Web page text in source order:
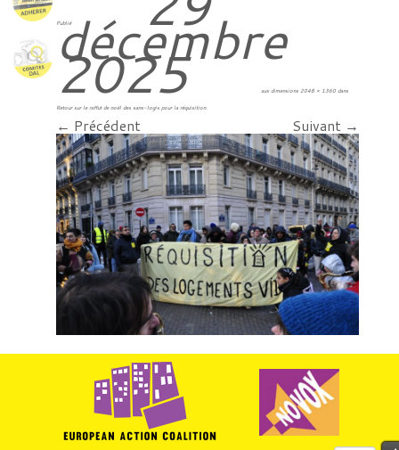
Publié
décembre
2025 aux dimensions 2048 × 1360 dans
Retour sur le raffut de noël des sans-logis pour la réquisition.
← Précédent Suivant →